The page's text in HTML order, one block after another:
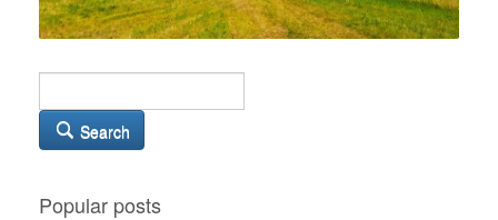
Search
Popular posts